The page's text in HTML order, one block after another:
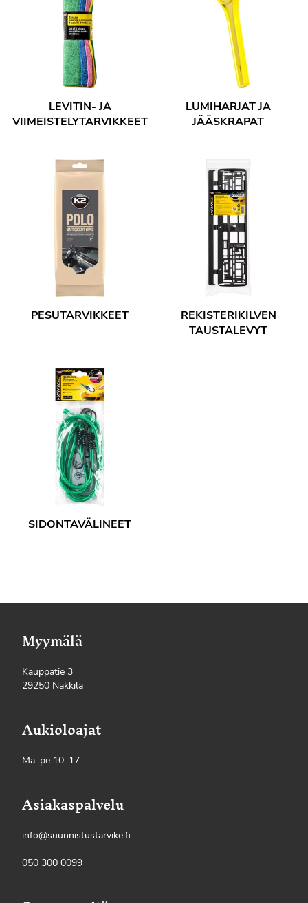
LEVITIN- JA
VIIMEISTELYTARVIKKEET
LUMIHARJAT JA
JÄÄSKRAPAT
PESUTARVIKKEET
REKISTERIKILVEN
TAUSTALEVYT
SIDONTAVÄLINEET
Myymälä
Kauppatie 3
29250 Nakkila
Aukioloajat
Ma–pe 10–17
Asiakaspalvelu
info@suunnistustarvike.fi
050 300 0099